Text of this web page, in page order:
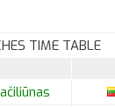
TIME TABLE